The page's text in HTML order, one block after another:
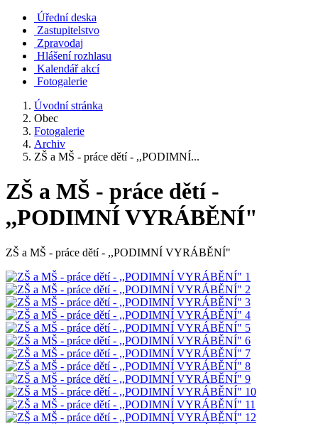
Úřední deska
Zastupitelstvo
Zpravodaj
Hlášení rozhlasu
Kalendář akcí
Fotogalerie
Úvodní stránka
Obec
Fotogalerie
Archiv
ZŠ a MŠ - práce dětí - ,,PODIMNÍ...
ZŠ a MŠ - práce dětí -
,,PODIMNÍ VYRÁBĚNÍ"
ZŠ a MŠ - práce dětí - ,,PODIMNÍ VYRÁBĚNÍ"